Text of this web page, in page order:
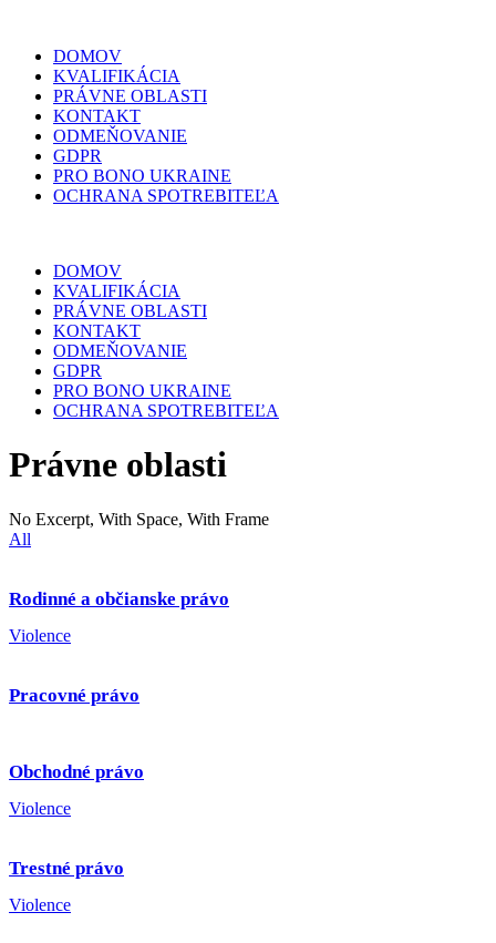
DOMOV
KVALIFIKÁCIA
PRÁVNE OBLASTI
KONTAKT
ODMEŇOVANIE
GDPR
PRO BONO UKRAINE
OCHRANA SPOTREBITEĽA
DOMOV
KVALIFIKÁCIA
PRÁVNE OBLASTI
KONTAKT
ODMEŇOVANIE
GDPR
PRO BONO UKRAINE
OCHRANA SPOTREBITEĽA
Právne oblasti
No Excerpt, With Space, With Frame
All
Rodinné a občianske právo
Violence
Pracovné právo
Obchodné právo
Violence
Trestné právo
Violence